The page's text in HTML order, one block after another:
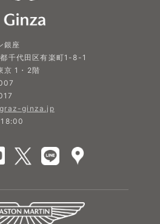
銀座
千代田区有楽町1-8-1
京 1・2階
ginza.jp